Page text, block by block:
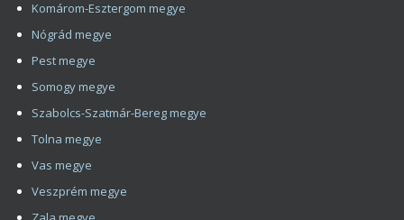
Vas megye
Veszprém megye
Zala megye
Copyright 2008 - 2026 HIMG Clinic
Impresszum Kapcsolat